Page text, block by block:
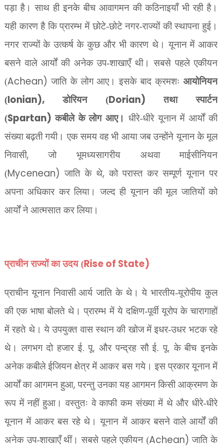
पड़ा है। साथ ही इनके बीच आवागमन की कठिनाइयाँ भी रही है।
यही कारण है कि प्रारम्भ में छोटे-छोटे नगर-राज्यों की स्थापना हुई।
नगर राज्यों के उत्कर्ष के कुछ और भी कारण थे। यूनान में आकर
बसने वाले आर्यों की अनेक उप-शाखाएँ थी। सबसे पहले एकीयन
(Achean) जाति के लोग आए। इसके बाद क्रमशःआयोनियन
(Ionian),डोरियन (Dorian)तथा स्पार्टन
(Spartan)कबीले के लोग आए। धीरे-धीरे यूनान में आर्यों की
संख्या बढ़ती गयी। एक समय वह भी आया जब उन्होंने यूनान के मूल
निवासी,जो भूमध्यसागरीय अथवा माईसीनियन
(Mycenean) जाति के थे,को परास्त कर सम्पूर्ण यूनान पर
अपना अधिकार कर लिया। जल्द ही यूनान की मूल जातियों को
आर्यों ने आत्मसात कर लिया।
प्राचीन राज्यों का उदय (Rise of State)
प्राचीन यूनान निवासी आर्य जाति के थे। ये भारतीय-यूरोपीय कुल
की एक भाषा बोलते थे। प्रारम्भ में ये दक्षिण-पूर्वी यूरोप के चारागाहों
में रहते थे। ये उपयुक्त वास स्थान की खोज में इधर-उधर भटक रहे
थे। लगभग दो हजार ई. पू. और पन्द्रह सौ ई. पू. के बीच इनके
अनेक कबीले ईजियन क्षेत्र में आकर बस गये। इस प्रकार यूनान में
आर्यों का आगमन हुआ, परन्तु उनका यह आगमन किसी आक्रमण के
रूप में नहीं हुआ। वस्तुतः वे काफी कम संख्या में थे और धीरे-धीरे
यूनान में आकर बस रहे थे। यूनान में आकर बसने वाले आर्यों की
अनेक उप-शाखाएँ थीं। सबसे पहले एकीयन (Achean)जाति के